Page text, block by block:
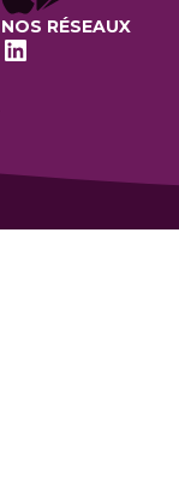
NOS RÉSEAUX
LinkedIn